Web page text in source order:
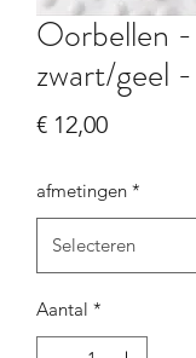
Oorbellen
zwart/geel
€ 12,00Prijs
afmetingen *
Aantal *